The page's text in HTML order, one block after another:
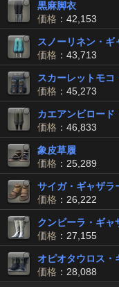
黒麻脚衣
価格 ：42,153
スノーリネン・ギ
価格 ：43,713
スカーレットモコ
価格 ：45,273
カエアンビロード
価格 ：46,833
象皮草履
価格 ：25,289
サイガ・ギャザラ
価格 ：26,222
クンビーラ・ギャ
価格 ：27,155
オピオタウロス・
価格 ：28,088